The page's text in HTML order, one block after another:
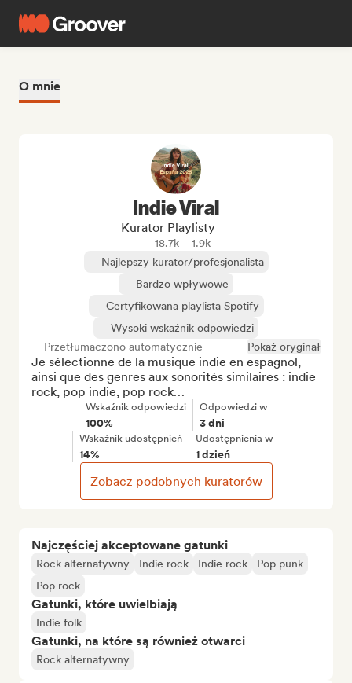
O mnie
Najczęściej akceptowane gatunki
Rock alternatywny Indie rock Indie rock
Pop punk
Pop rock
Gatunki, które uwielbiają
Indie folk
Gatunki, na które są również otwarci
Rock alternatywny
Indie Viral
Kurator Playlisty
18.7k
1.9k
Najlepszy kurator/profesjonalista
Bardzo wpływowe
Certyfikowana playlista Spotify
Wysoki wskaźnik odpowiedzi
Przetłumaczono automatycznie
Pokaż oryginał
Je sélectionne de la musique indie en espagnol,
ainsi que des genres aux sonorités similaires : indie
rock, pop indie, pop rock…
Wskaźnik odpowiedzi
100%
Odpowiedzi w
3 dni
Wskaźnik udostępnień
14%
Udostępnienia w
1 dzień
Zobacz podobnych kuratorów